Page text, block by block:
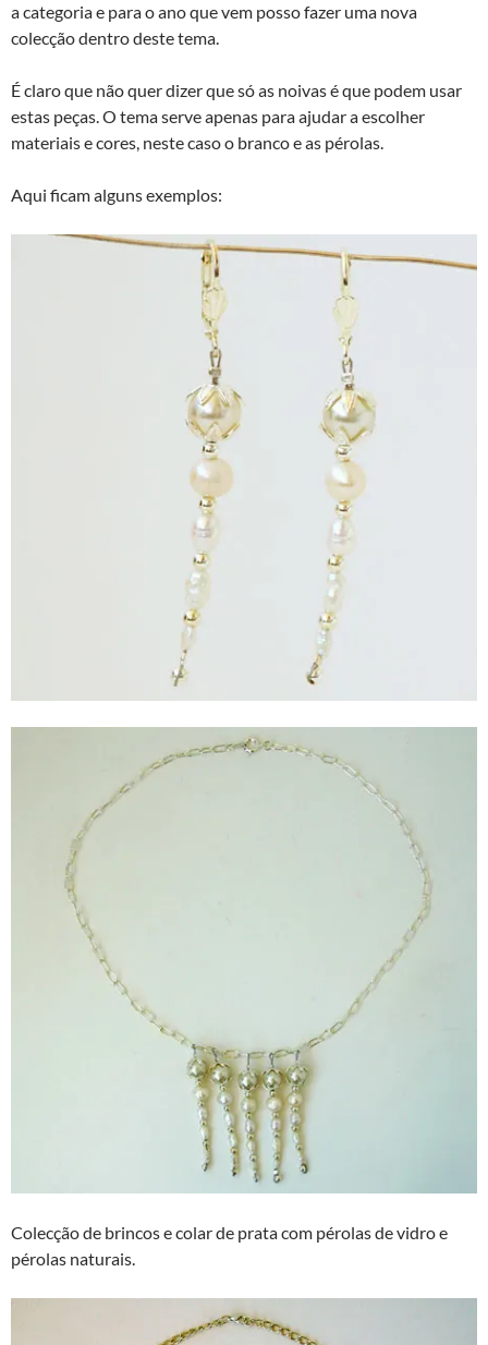
a categoria e para o ano que vem posso fazer uma nova
colecção dentro deste tema.
É claro que não quer dizer que só as noivas é que podem usar
estas peças. O tema serve apenas para ajudar a escolher
materiais e cores, neste caso o branco e as pérolas.
Aqui ficam alguns exemplos:
Colecção de brincos e colar de prata com pérolas de vidro e
pérolas naturais.